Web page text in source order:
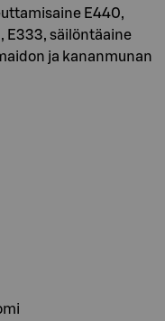
E440,
E333, säilöntäaine
ja kananmunan